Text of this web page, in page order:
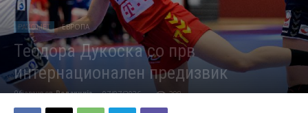
РАКОМЕТ ЕВРОПА
Теодора Дукоска со прв
интернационален предизвик
Објавено од Редакција - 07/07/2026 298